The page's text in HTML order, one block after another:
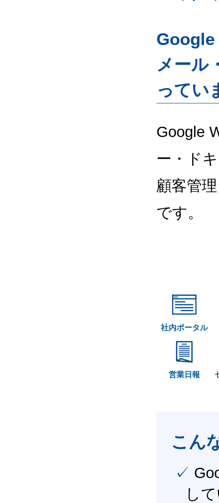
Google
メール
ってい
Google
ー・ド
顧客管
です。
社内ポータル
営業日報
こん
✓ Google Workspace（旧G Suite） を社内で導入
し